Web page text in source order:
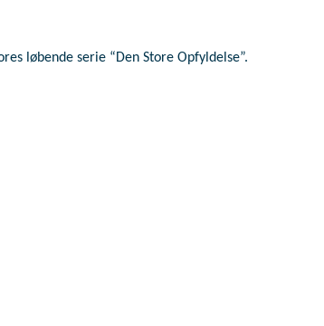
løbende serie “Den Store Opfyldelse”.